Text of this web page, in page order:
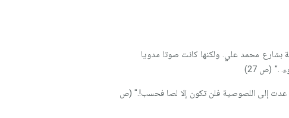
بشارع محمد علي. ولكنها كانت صوتا مدويا
." (ص 27)
عدت إلى اللصوصية فلن تكون إلا لصا فحسب!." (ص